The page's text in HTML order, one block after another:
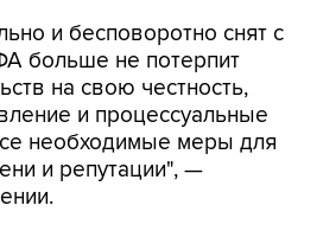
и бесповоротно снят с
больше не потерпит
на свою честность,
и процессуальные
необходимые меры для
и репутации", —